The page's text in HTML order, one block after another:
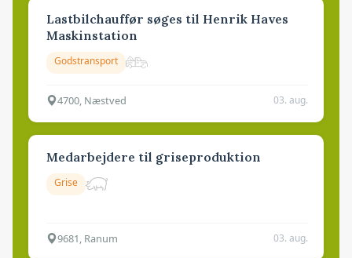
Lastbilchauffør søges til Henrik Haves
Maskinstation
Godstransport
4700, Næstved 03. aug.
Medarbejdere til griseproduktion
Grise
9681, Ranum 03. aug.